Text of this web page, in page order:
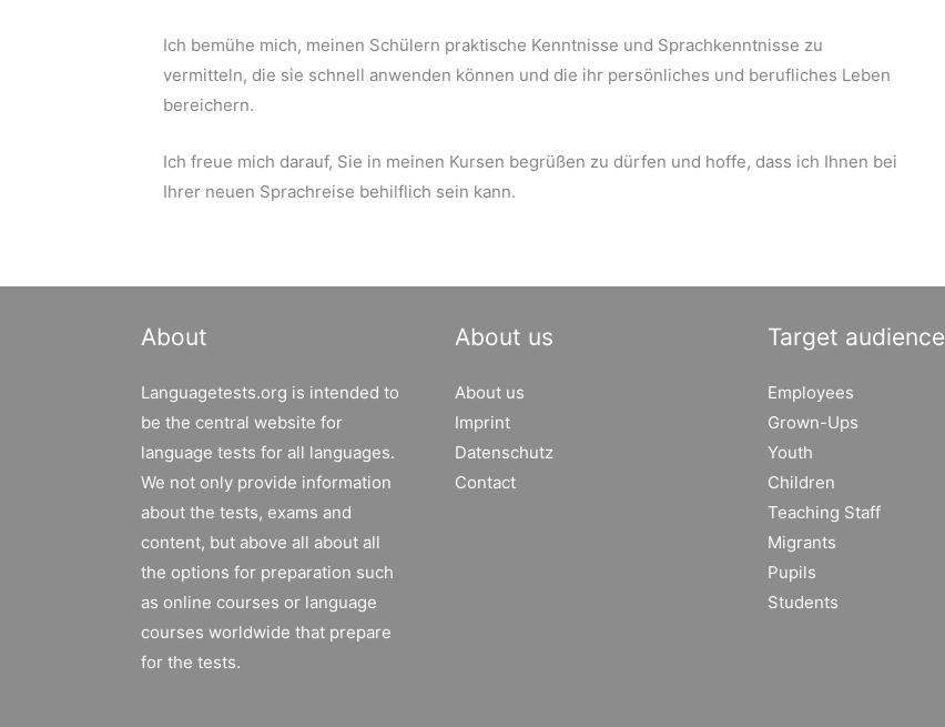
Ich bemühe mich, meinen Schülern praktische Kenntnisse und Sprachkenntnisse zu
vermitteln, die sie schnell anwenden können und die ihr persönliches und berufliches Leben
bereichern.
Ich freue mich darauf, Sie in meinen Kursen begrüßen zu dürfen und hoffe, dass ich Ihnen bei
Ihrer neuen Sprachreise behilflich sein kann.
About
Languagetests.org is intended to
be the central website for
language tests for all languages.
We not only provide information
about the tests, exams and
content, but above all about all
the options for preparation such
as online courses or language
courses worldwide that prepare
for the tests.
About us
About us
Imprint
Datenschutz
Contact
Target audience
Employees
Grown-Ups
Youth
Children
Teaching Staff
Migrants
Pupils
Students